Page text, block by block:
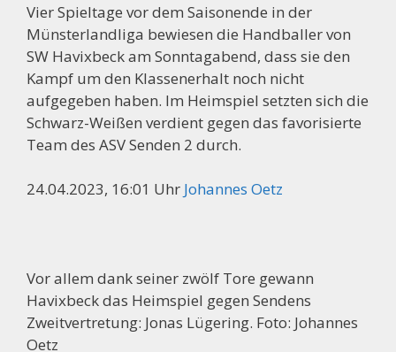
Vier Spieltage vor dem Saisonende in der
Münsterlandliga bewiesen die Handballer von
SW Havixbeck am Sonntagabend, dass sie den
Kampf um den Klassenerhalt noch nicht
aufgegeben haben. Im Heimspiel setzten sich die
Schwarz-Weißen verdient gegen das favorisierte
Team des ASV Senden 2 durch.
24.04.2023, 16:01 Uhr Johannes Oetz
Vor allem dank seiner zwölf Tore gewann
Havixbeck das Heimspiel gegen Sendens
Zweitvertretung: Jonas Lügering. Foto: Johannes
Oetz